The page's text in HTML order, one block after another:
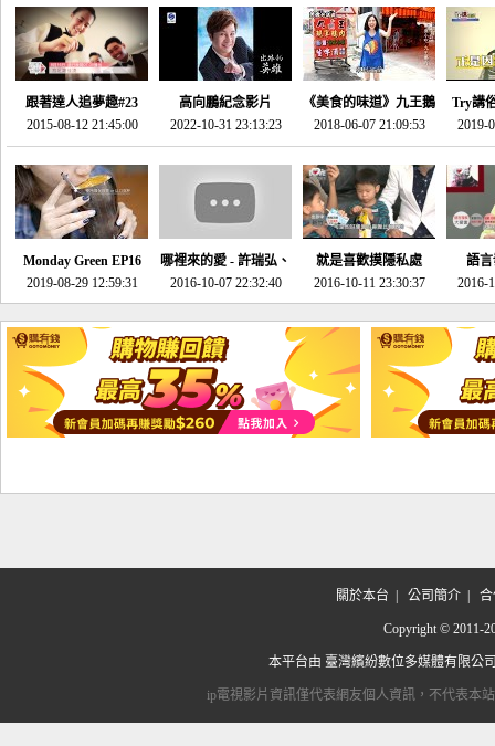
跟著達人追夢趣#23
promo-我想開間咖啡
館(謝佳凌)
2015-08-12 21:45:00
高向鵬紀念影片
2022-10-31 23:13:23
《美食的味道》九王鵝
肉
2018-06-07 21:09:53
Try講
2019-
Monday Green EP16
超意外~環保原來可以
邊玩邊做！
2019-08-29 12:59:31
哪裡來的愛 - 許瑞弘、
李其芬
2016-10-07 22:32:40
就是喜歡摸隱私處
2016-10-11 23:30:37
語
2016-
關於本台 公司簡介| 合
Copyright © 2011-
本平台由 臺灣繽紛數位多媒體有限公
ip電視影片資訊僅代表網友個人資訊，不代表本